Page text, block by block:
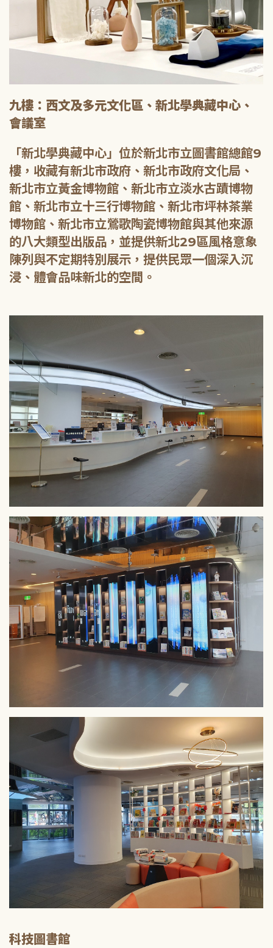
九樓：西文及多元文化區、新北學典藏中心、
會議室
「新北學典藏中心」位於新北市立圖書館總館9
樓，收藏有新北市政府、新北市政府文化局、
新北市立黃金博物館、新北市立淡水古蹟博物
館、新北市立十三行博物館、新北市坪林茶業
博物館、新北市立鶯歌陶瓷博物館與其他來源
的八大類型出版品，並提供新北29區風格意象
陳列與不定期特別展示，提供民眾一個深入沉
浸、體會品味新北的空間。
科技圖書館